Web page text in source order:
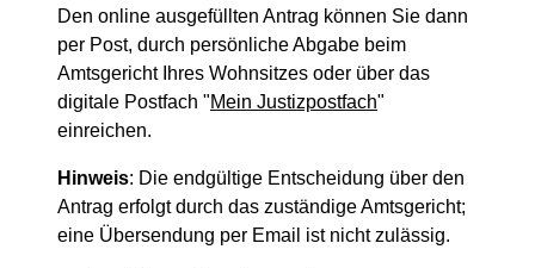
Den online ausgefüllten Antrag können Sie dann
per Post, durch persönliche Abgabe beim
Amtsgericht Ihres Wohnsitzes oder über das
digitale Postfach "Mein Justizpostfach"
einreichen.
Hinweis: Die endgültige Entscheidung über den
Antrag erfolgt durch das zuständige Amtsgericht;
eine Übersendung per Email ist nicht zulässig.